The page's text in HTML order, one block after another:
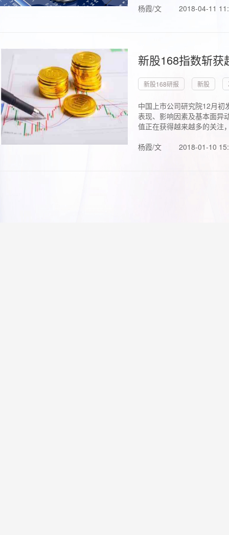
杨霞/文
2018-04-11
新股168指数斩
新股168研报 新股
中国上市公司研究院12月初
表现、影响因素及基本面异
值正在获得越来越多的关注
杨霞/文
2018-01-10